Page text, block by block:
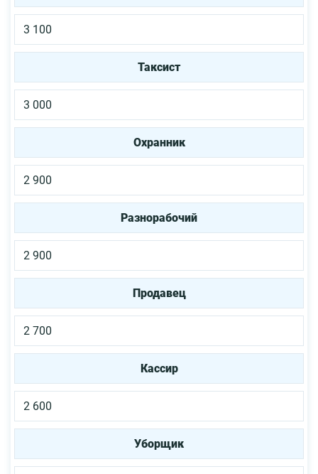
3 100
Таксист
3 000
Охранник
2 900
Разнорабочий
2 900
Продавец
2 700
Кассир
2 600
Уборщик